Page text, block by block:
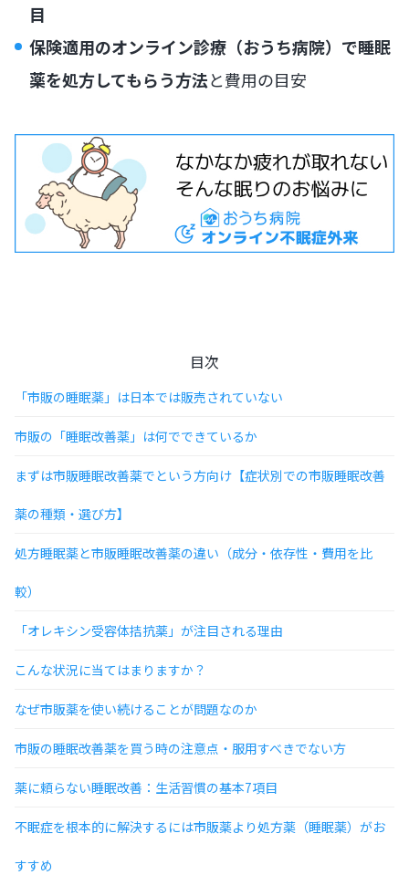
目
保険適用のオンライン診療（おうち病院）で睡眠
薬を処方してもらう方法と費用の目安
目次
「市販の睡眠薬」は日本では販売されていない
市販の「睡眠改善薬」は何でできているか
まずは市販睡眠改善薬でという方向け【症状別での市販睡眠改善
薬の種類・選び方】
処方睡眠薬と市販睡眠改善薬の違い（成分・依存性・費用を比
較）
「オレキシン受容体拮抗薬」が注目される理由
こんな状況に当てはまりますか？
なぜ市販薬を使い続けることが問題なのか
市販の睡眠改善薬を買う時の注意点・服用すべきでない方
薬に頼らない睡眠改善：生活習慣の基本7項目
不眠症を根本的に解決するには市販薬より処方薬（睡眠薬）がお
すすめ